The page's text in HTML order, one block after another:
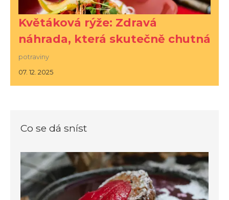
Květáková rýže: Zdravá
náhrada, která skutečně chutná
potraviny
07. 12. 2025
Co se dá sníst